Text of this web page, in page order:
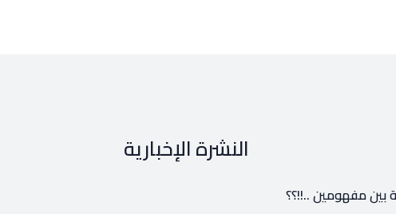
بين مفهومين ..!!؟؟
النشرة الإخبارية